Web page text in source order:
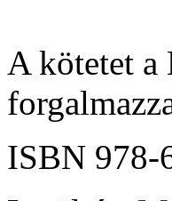
A kötetet a
ISBN 978-